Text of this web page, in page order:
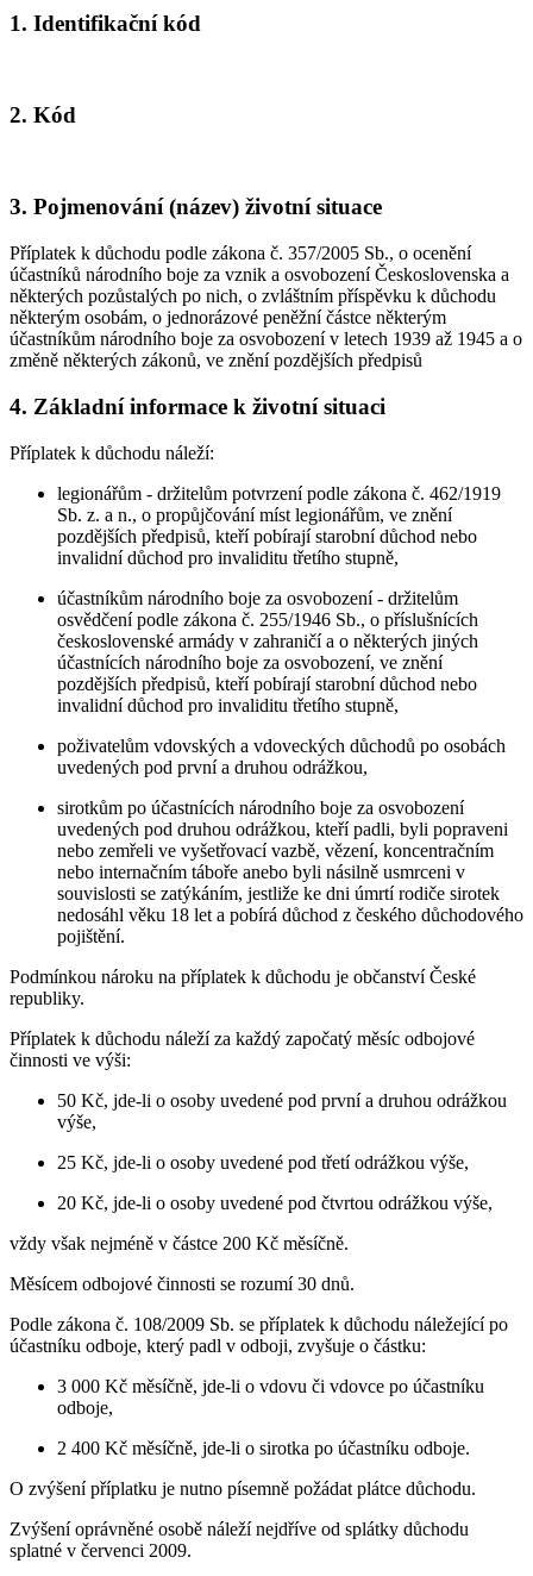
1. Identifikační kód
2. Kód
3. Pojmenování (název) životní situace
Příplatek k důchodu podle zákona č. 357/2005 Sb., o ocenění
účastníků národního boje za vznik a osvobození Československa a
některých pozůstalých po nich, o zvláštním příspěvku k důchodu
některým osobám, o jednorázové peněžní částce některým
účastníkům národního boje za osvobození v letech 1939 až 1945 a o
změně některých zákonů, ve znění pozdějších předpisů
4. Základní informace k životní situaci
Příplatek k důchodu náleží:
legionářům - držitelům potvrzení podle zákona č. 462/1919
Sb. z. a n., o propůjčování míst legionářům, ve znění
pozdějších předpisů, kteří pobírají starobní důchod nebo
invalidní důchod pro invaliditu třetího stupně,
účastníkům národního boje za osvobození - držitelům
osvědčení podle zákona č. 255/1946 Sb., o příslušnících
československé armády v zahraničí a o některých jiných
účastnících národního boje za osvobození, ve znění
pozdějších předpisů, kteří pobírají starobní důchod nebo
invalidní důchod pro invaliditu třetího stupně,
poživatelům vdovských a vdoveckých důchodů po osobách
uvedených pod první a druhou odrážkou,
sirotkům po účastnících národního boje za osvobození
uvedených pod druhou odrážkou, kteří padli, byli popraveni
nebo zemřeli ve vyšetřovací vazbě, vězení, koncentračním
nebo internačním táboře anebo byli násilně usmrceni v
souvislosti se zatýkáním, jestliže ke dni úmrtí rodiče sirotek
nedosáhl věku 18 let a pobírá důchod z českého důchodového
pojištění.
Podmínkou nároku na příplatek k důchodu je občanství České
republiky.
Příplatek k důchodu náleží za každý započatý měsíc odbojové
činnosti ve výši:
50 Kč, jde-li o osoby uvedené pod první a druhou odrážkou
výše,
25 Kč, jde-li o osoby uvedené pod třetí odrážkou výše,
20 Kč, jde-li o osoby uvedené pod čtvrtou odrážkou výše,
vždy však nejméně v částce 200 Kč měsíčně.
Měsícem odbojové činnosti se rozumí 30 dnů.
Podle zákona č. 108/2009 Sb. se příplatek k důchodu náležející po
účastníku odboje, který padl v odboji, zvyšuje o částku:
3 000 Kč měsíčně, jde-li o vdovu či vdovce po účastníku
odboje,
2 400 Kč měsíčně, jde-li o sirotka po účastníku odboje.
O zvýšení příplatku je nutno písemně požádat plátce důchodu.
Zvýšení oprávněné osobě náleží nejdříve od splátky důchodu
splatné v červenci 2009.